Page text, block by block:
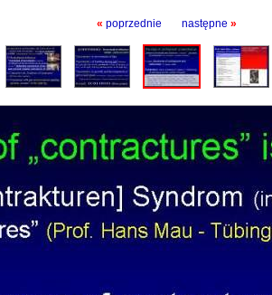
« poprzednie następne »